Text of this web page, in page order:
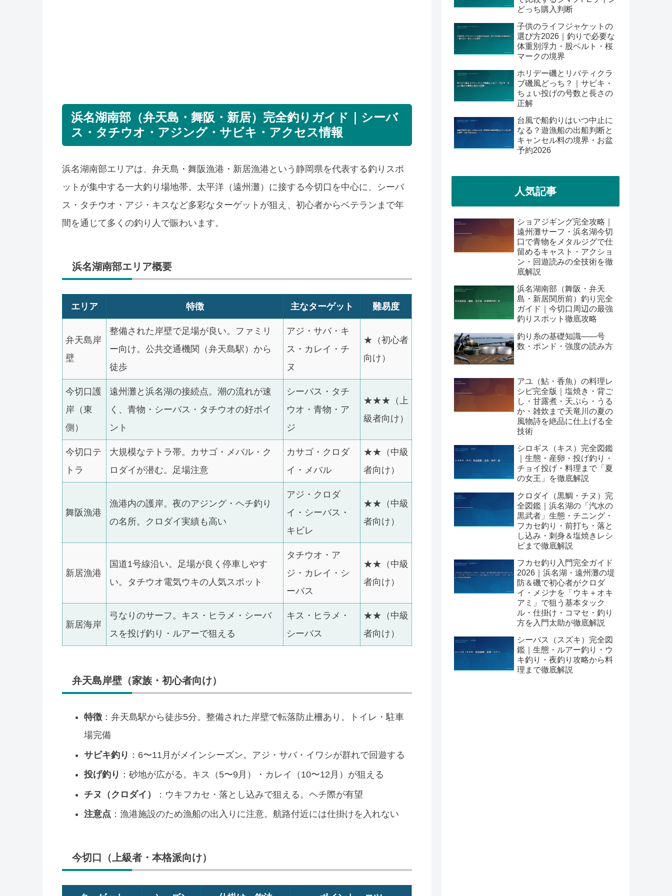
浜名湖南部（弁天島・舞阪・新居）完全釣りガイド｜シーバ
ス・タチウオ・アジング・サビキ・アクセス情報
浜名湖南部エリアは、弁天島・舞阪漁港・新居漁港という静岡県を代表する釣りスポ
ットが集中する一大釣り場地帯。太平洋（遠州灘）に接する今切口を中心に、シーバ
ス・タチウオ・アジ・キスなど多彩なターゲットが狙え、初心者からベテランまで年
間を通じて多くの釣り人で賑わいます。
浜名湖南部エリア概要
エリア 特徴 主なターゲット 難易度
弁天島岸
壁
整備された岸壁で足場が良い。ファミリ
ー向け。公共交通機関（弁天島駅）から
徒歩
アジ・サバ・キ
ス・カレイ・チ
ヌ
★（初心者
向け）
今切口護
岸（東
側）
遠州灘と浜名湖の接続点。潮の流れが速
く、青物・シーバス・タチウオの好ポイ
ント
シーバス・タチ
ウオ・青物・ア
ジ
★★★（上
級者向け）
今切口テ
トラ
大規模なテトラ帯。カサゴ・メバル・ク
ロダイが潜む。足場注意
カサゴ・クロダ
イ・メバル
★★（中級
者向け）
舞阪漁港
漁港内の護岸。夜のアジング・ヘチ釣り
の名所。クロダイ実績も高い
アジ・クロダ
イ・シーバス・
キビレ
★★（中級
者向け）
新居漁港
国道1号線沿い。足場が良く停車しやす
い。タチウオ電気ウキの人気スポット
タチウオ・ア
ジ・カレイ・シ
ーバス
★★（中級
者向け）
新居海岸
弓なりのサーフ。キス・ヒラメ・シーバ
スを投げ釣り・ルアーで狙える
キス・ヒラメ・
シーバス
★★（中級
者向け）
弁天島岸壁（家族・初心者向け）
特徴：弁天島駅から徒歩5分。整備された岸壁で転落防止柵あり。トイレ・駐車
場完備
サビキ釣り ：6〜11月がメインシーズン。アジ・サバ・イワシが群れで回遊する
投げ釣り ：砂地が広がる。キス（5〜9月）・カレイ（10〜12月）が狙える
チヌ（クロダイ）
：ウキフカセ・落とし込みで狙える。ヘチ際が有望
注意点 ：漁港施設のため漁船の出入りに注意。航路付近には仕掛けを入れない
今切口（上級者・本格派向け）
どっち購入判断
子供のライフジャケットの
選び方2026｜釣りで必要な
体重別浮力・股ベルト・桜
マークの境界
ホリデー磯とリバティクラ
ブ磯風どっち？｜サビキ・
ちょい投げの号数と長さの
正解
台風で船釣りはいつ中止に
なる？遊漁船の出船判断と
キャンセル料の境界・お盆
予約2026
人気記事
ショアジギング完全攻略｜
遠州灘サーフ・浜名湖今切
口で青物をメタルジグで仕
留めるキャスト・アクショ
ン・回遊読みの全技術を徹
底解説
浜名湖南部（舞阪・弁天
島・新居関所前）釣り完全
ガイド｜今切口周辺の最強
釣りスポット徹底攻略
釣り糸の基礎知識——号
数・ポンド・強度の読み方
アユ（鮎・香魚）の料理レ
シピ完全版｜塩焼き・背ご
し・甘露煮・天ぷら・うる
か・雑炊まで天竜川の夏の
風物詩を絶品に仕上げる全
技術
シロギス（キス）完全図鑑
｜生態・産卵・投げ釣り・
チョイ投げ・料理まで「夏
の女王」を徹底解説
クロダイ（黒鯛・チヌ）完
全図鑑｜浜名湖の「汽水の
黒武者」生態・チニング・
フカセ釣り・前打ち・落と
し込み・刺身＆塩焼きレシ
ピまで徹底解説
フカセ釣り入門完全ガイド
2026｜浜名湖・遠州灘の堤
防＆磯で初心者がクロダ
イ・メジナを「ウキ＋オキ
アミ」で狙う基本タック
ル・仕掛け・コマセ・釣り
方を入門太助が徹底解説
シーバス（スズキ）完全図
鑑｜生態・ルアー釣り・ウ
キ釣り・夜釣り攻略から料
理まで徹底解説